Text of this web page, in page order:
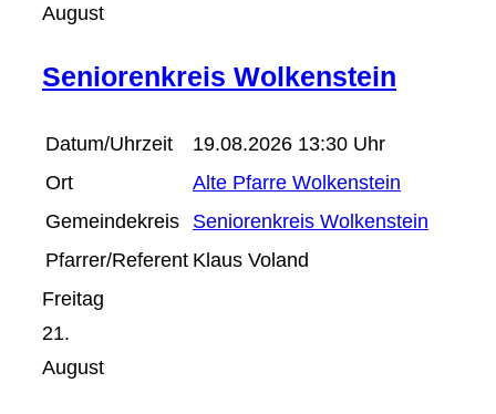
August
Seniorenkreis Wolkenstein
Datum/Uhrzeit
19.08.2026 13:30 Uhr
Ort
Alte Pfarre Wolkenstein
Gemeindekreis
Seniorenkreis Wolkenstein
Pfarrer/Referent Klaus Voland
Freitag
21.
August